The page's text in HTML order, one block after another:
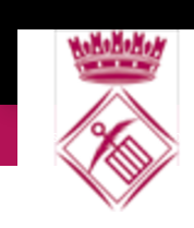
Pressupostos